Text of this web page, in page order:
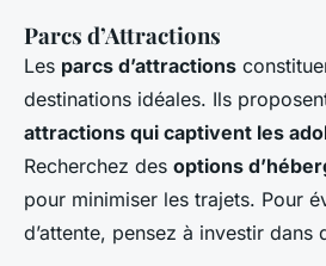
Parcs d’Attractions
Les parcs d’attractions
destinations idéales. Ils
attractions qui captivent les
Recherchez des options
pour minimiser les trajets. Pour
d’attente, pensez à investir dans